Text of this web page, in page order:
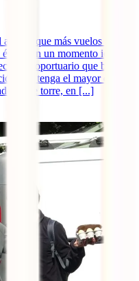
en que más vuelos salen
en un momento ideal
aeroportuario que buscan
que tenga el mayor eco
de torre, en [...]